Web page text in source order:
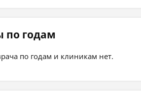
по годам
по годам и клиникам нет.